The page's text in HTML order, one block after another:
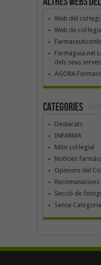
Web del col·legi
Web de
Farmaguia.net
dels seus
ÁGORA
Categories
Destacats
INFARMA
Món col·legial
Notícies
Opinions del
Secció de
Sense Categoria